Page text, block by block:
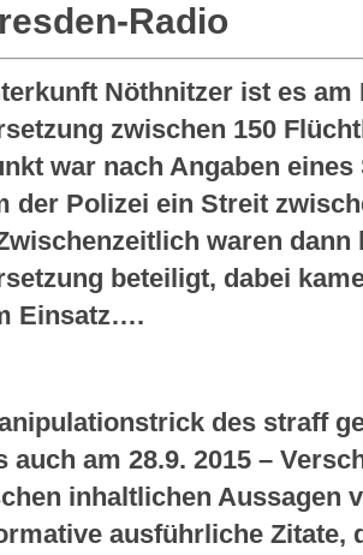
Radio
Nöthnitzer ist es am
zwischen 150
war nach Angaben
der Polizei ein Streit
waren dann
beteiligt, dabei
Einsatz….
des straff
auch am 28.9. 2015 –
inhaltlichen Aussagen
ausführliche Zitate,